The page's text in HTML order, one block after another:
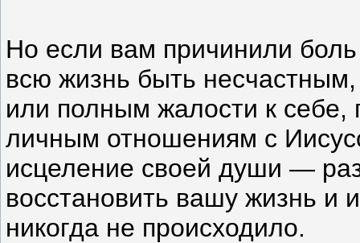
Но если вам причинили
всю жизнь быть
или полным жалости к себе,
личным отношениям с
исцеление своей души —
восстановить вашу жизнь и
никогда не происходило.